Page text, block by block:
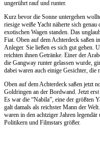
ungerührt rauf und runter.
Kurz bevor die Sonne untergehen
riesige weiße Yacht näherte sich
exotischen Wagen standen. Das
Fiat. Oben auf dem Achterdeck saßen
Anleger. Sie ließen es sich gut gehen.
reichten ihnen Getränke. Einer der
die Gangway runter gelassen wurde,
dabei waren auch einige Gesichter, die
Oben auf dem Achterdeck saßen jetzt
Goldringen an der Bordwand. Jetzt
Es war die “Nabila”, eine der größten
galt damals als reichster Mann der
waren in den achtziger Jahren
Politikern und Filmstars größer.